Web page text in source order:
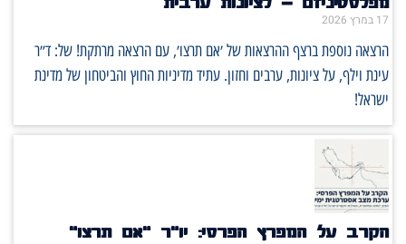
17 במרץ 2026
הרצאה נוספת ברצף ההרצאות של ׳אם תרצו׳, עם הרצאה מרתקת! של: ד״ר
עינת וילף, על ציונות, ערבים וחזון. עתיד מדיניות החוץ והביטחון של מדינת
ישראל!
הקרב על המפרץ הפרסי: יו"ר "אם תרצו"